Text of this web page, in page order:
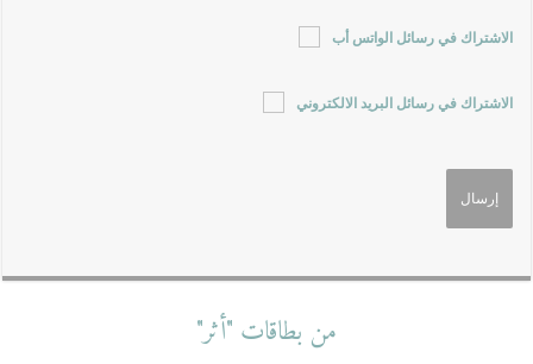
الاشتراك في رسائل الواتس أب
الاشتراك في رسائل البريد الالكتروني
من بطاقات "أثر"